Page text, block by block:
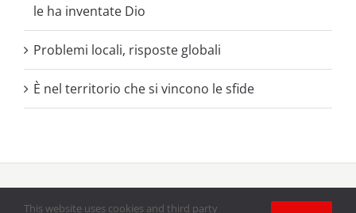
le ha inventate Dio
Problemi locali, risposte globali
È nel territorio che si vincono le sfide
This website uses cookies and third party